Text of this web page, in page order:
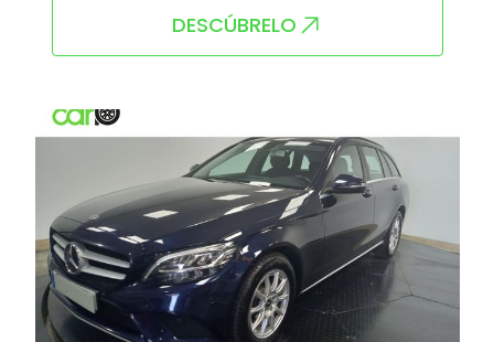
DESCÚBRELO